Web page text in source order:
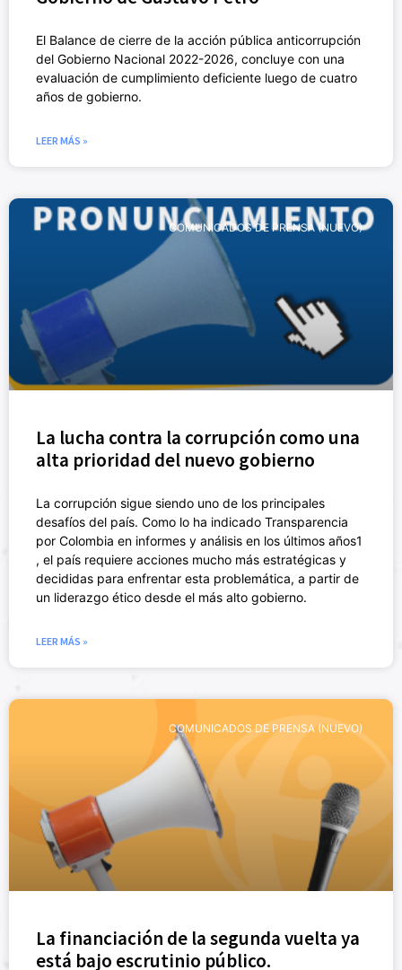
El Balance de cierre de la acción pública anticorrupción
del Gobierno Nacional 2022-2026, concluye con una
evaluación de cumplimiento deficiente luego de cuatro
años de gobierno.
LEER MÁS »
COMUNICADOS DE PRENSA (NUEVO)
La lucha contra la corrupción como una
alta prioridad del nuevo gobierno
La corrupción sigue siendo uno de los principales
desafíos del país. Como lo ha indicado Transparencia
por Colombia en informes y análisis en los últimos años1
, el país requiere acciones mucho más estratégicas y
decididas para enfrentar esta problemática, a partir de
un liderazgo ético desde el más alto gobierno.
LEER MÁS »
COMUNICADOS DE PRENSA (NUEVO)
La financiación de la segunda vuelta ya
está bajo escrutinio público.